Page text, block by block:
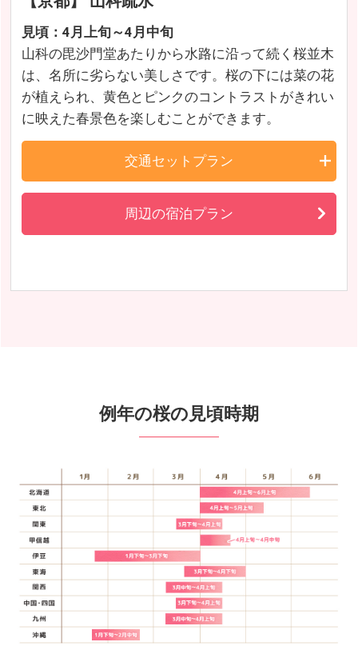
見頃：4月上旬～4月中旬
山科の毘沙門堂あたりから水路に沿って続く桜並木
は、名所に劣らない美しさです。桜の下には菜の花
が植えられ、黄色とピンクのコントラストがきれい
に映えた春景色を楽しむことができます。
交通セットプラン
周辺の宿泊プラン
例年の桜の見頃時期